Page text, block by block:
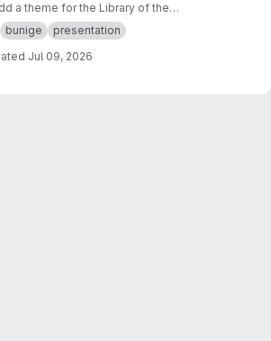
a theme for the Library of the
Geneva (bunige branch, see the
section).
bunige presentation
Jul 09, 2026